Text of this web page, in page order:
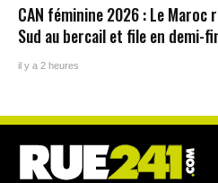
CAN féminine 2026 : Le Maroc
Sud au bercail et file en demi-
il y a 2 heures